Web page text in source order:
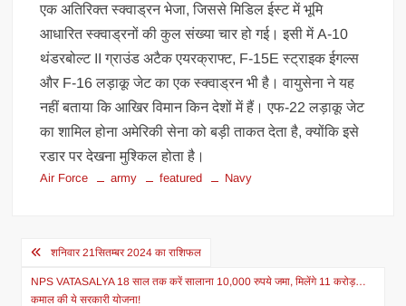
एक अतिरिक्त स्क्वाड्रन भेजा, जिससे मिडिल ईस्ट में भूमि
आधारित स्क्वाड्रनों की कुल संख्या चार हो गई। इसी में A-10
थंडरबोल्ट II ग्राउंड अटैक एयरक्राफ्ट, F-15E स्ट्राइक ईगल्स
और F-16 लड़ाकू जेट का एक स्क्वाड्रन भी है। वायुसेना ने यह
नहीं बताया कि आखिर विमान किन देशों में हैं। एफ-22 लड़ाकू जेट
का शामिल होना अमेरिकी सेना को बड़ी ताकत देता है, क्योंकि इसे
रडार पर देखना मुश्किल होता है।
Air Force army featured Navy
Post
navigation
शनिवार 21सितम्बर 2024 का राशिफल
NPS VATASALYA 18 साल तक करें सालाना 10,000 रुपये जमा, मिलेंगे 11 करोड़…
कमाल की ये सरकारी योजना!